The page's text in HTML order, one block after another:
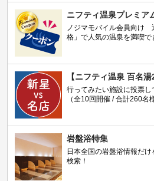
ニフティ温泉プレミア
ノジマモバイル会員向け
格」で人気の温泉を満喫で
【ニフティ温泉 百名湯
行ってみたい施設に投票し
（全10回開催 / 合計260名
岩盤浴特集
日本全国の岩盤浴情報だ
検索！